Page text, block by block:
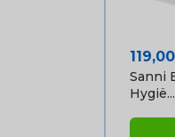
Prijs
119,00
Sanni
Hygië...